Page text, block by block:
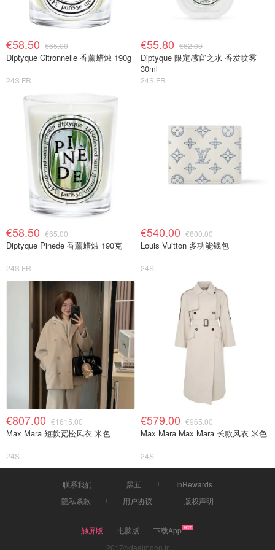
€58.50 €65.00
Diptyque Citronnelle 香薰蜡烛 190g
24S FR
€55.80 €62.00
Diptyque 限定感官之水 香发喷雾
30ml
24S FR
€58.50 €65.00
Diptyque Pinede 香薰蜡烛 190克
24S FR
€540.00 €600.00
Louis Vuitton 多功能钱包
24S
€807.00 €1615.00
Max Mara 短款宽松风衣 米色
24S
€579.00 €965.00
Max Mara Max Mara 长款风衣 米色
24S
联系我们 黑五
InRewards
隐私条款
用户协议 版权声明
触屏版 电脑版
下载App
2017©dealmoon.fr